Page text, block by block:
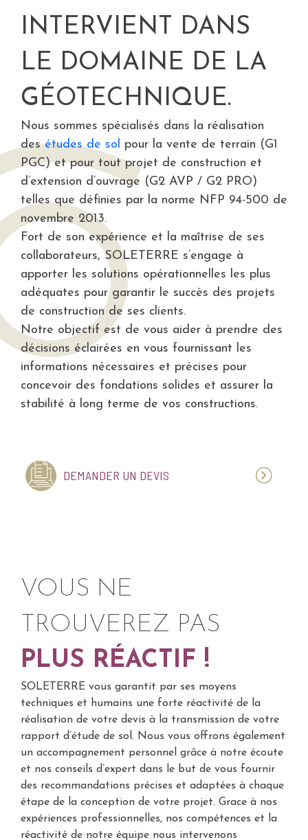
INTERVIENT DANS
LE DOMAINE DE LA
GÉOTECHNIQUE.
Nous sommes spécialisés dans la réalisation
desétudes de sol pour la vente de terrain (G1
PGC) et pour tout projet de construction et
d’extension d’ouvrage (G2 AVP / G2 PRO)
telles que définies par la norme NFP 94-500 de
novembre 2013.
Fort de son expérience et la maîtrise de ses
collaborateurs, SOLETERRE s’engage à
apporter les solutions opérationnelles les plus
adéquates pour garantir le succès des projets
de construction de ses clients.
Notre objectif est de vous aider à prendre des
décisions éclairées en vous fournissant les
informations nécessaires et précises pour
concevoir des fondations solides et assurer la
stabilité à long terme de vos constructions.
DEMANDER UN DEVIS
SOLETERRE vous garantit par ses moyens
techniques et humains une forte réactivité de la
réalisation de votre devis à la transmission de votre
rapport d’étude de sol. Nous vous offrons également
un accompagnement personnel grâce à notre écoute
et nos conseils d’expert dans le but de vous fournir
des recommandations précises et adaptées à chaque
étape de la conception de votre projet. Grace à nos
expériences professionnelles, nos compétences et la
réactivité de notre équipe nous intervenons
VOUS NE
TROUVEREZ PAS
PLUS RÉACTIF !